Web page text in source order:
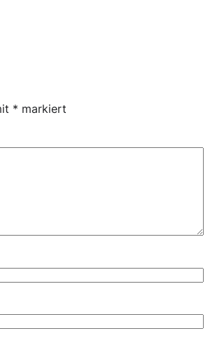
* markiert